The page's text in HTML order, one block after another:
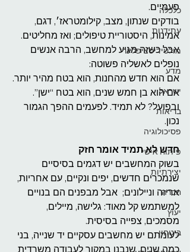
כלכלה
עתידנות
מולטידיסציפלינרי
מדע
ישראל
בריאות
פסיכולוגיה
פיתוח אישי
יצירתיות
חברה
יעוץ
ביטחון
פעמיים.
בודקים שנתון, מצב, קילומטראז׳, דגם,
אמינות, היסטוריית טיפולים; ואז מחליטים.
אבל כשזה מגיע למחשב, הרבה אנשים
נופלים לאשליה פשוטה:
אם הוא חדש מהחנות, הוא בטח מהיר יותר.
אם הוא בן חמש שנים, הוא בטח “ישן”.
ובפועל? לא תמיד. לפעמים ההפך הגמור
נכון.
חדש לא תמיד אומר חזק
בשוק המחשבים יש דגמים בסיסיים
שנמכרים חדשים, יפים ונקיים, עם אחריות,
אריזה וניילונים;  אבל מבפנים הם בנויים
למשתמש קל מאוד: גלישה, מיילים,
מסמכים, צפייה בסיסית.
לעומתם יש מחשבים עסקיים יד שנייה, בני
כמה שנים, שנבנו במקור לעבודה משרדית